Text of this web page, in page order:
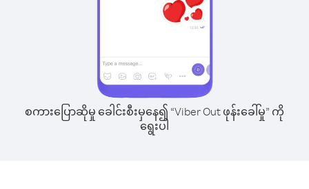
စကားပြောဆိုမှု ခေါင်းစီးမှနေ၍ “Viber Out ဖုန်းခေါ်မှု” ကို
ရွေးပါ